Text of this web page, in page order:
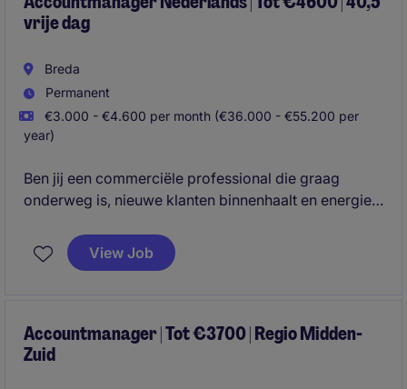
vrije dag
Breda
Permanent
€3.000 - €4.600 per month (€36.000 - €55.200 per
year)
Ben jij een commerciële professional die graag
onderweg is, nieuwe klanten binnenhaalt en energie
je werken voor een marktleider die letterlijk zichtbaar
bijdraagt aan de verkeersveiligheid in Nederland?
View Job
Accountmanager | Tot €3700 | Regio Midden-
Zuid